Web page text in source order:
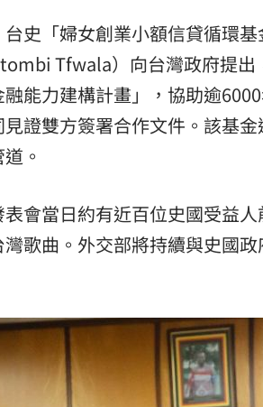
史「婦女創業小額信貸循環
Tfwala）向台灣政府提
融能力建構計畫」，協助逾
證雙方簽署合作文件。該基
。
會當日約有近百位史國受益
歌曲。外交部將持續與史國